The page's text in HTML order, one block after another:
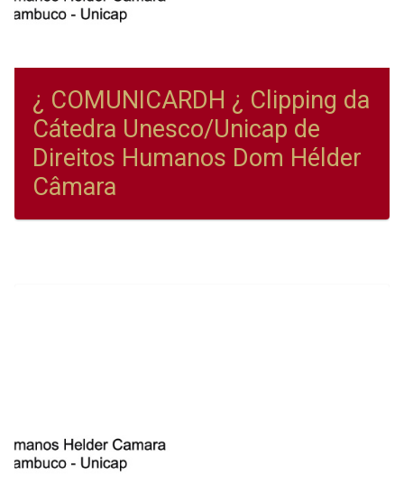
¿ COMUNICARDH ¿ Clipping da
Cátedra Unesco/Unicap de
Direitos Humanos Dom Hélder
Câmara